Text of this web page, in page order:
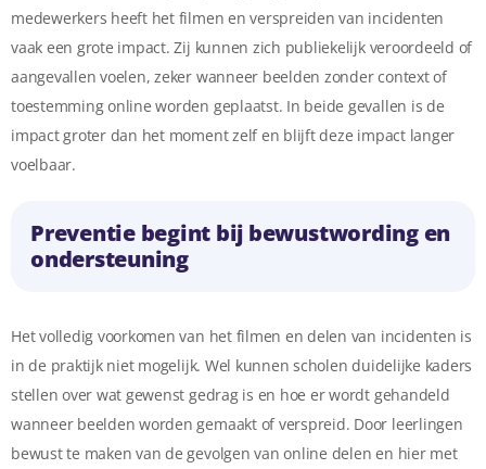
medewerkers heeft het filmen en verspreiden van incidenten
vaak een grote impact. Zij kunnen zich publiekelijk veroordeeld of
aangevallen voelen, zeker wanneer beelden zonder context of
toestemming online worden geplaatst. In beide gevallen is de
impact groter dan het moment zelf en blijft deze impact langer
voelbaar.
Preventie begint bij bewustwording en
ondersteuning
Het volledig voorkomen van het filmen en delen van incidenten is
in de praktijk niet mogelijk. Wel kunnen scholen duidelijke kaders
stellen over wat gewenst gedrag is en hoe er wordt gehandeld
wanneer beelden worden gemaakt of verspreid. Door leerlingen
bewust te maken van de gevolgen van online delen en hier met